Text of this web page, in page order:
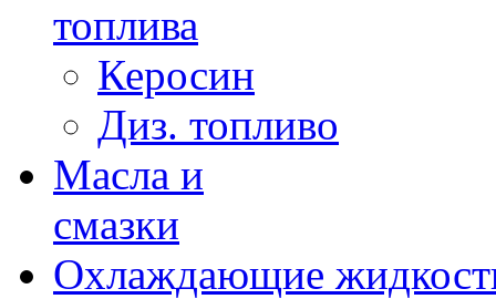
топлива
Керосин
Диз. топливо
Масла и
смазки
Охлаждающие